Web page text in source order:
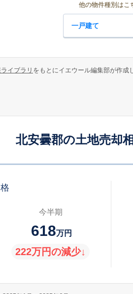
他の物件種別はこ
一戸建て
イブラリ をもとにイエウール編集部が作成
北安曇郡の土地売却
今半期
618万円
222万円の減少↓